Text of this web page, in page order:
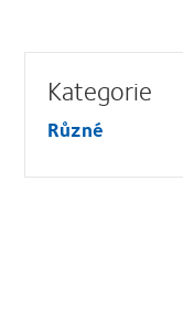
Kategorie
Různé